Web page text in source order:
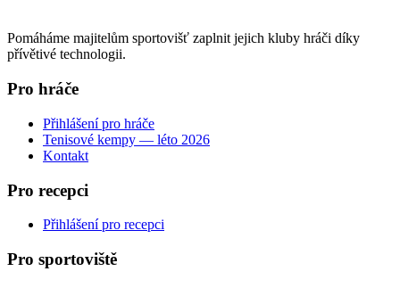
Pomáháme majitelům sportovišť zaplnit jejich kluby hráči díky
přívětivé technologii.
Pro hráče
Přihlášení pro hráče
Tenisové kempy — léto 2026
Kontakt
Pro recepci
Přihlášení pro recepci
Pro sportoviště